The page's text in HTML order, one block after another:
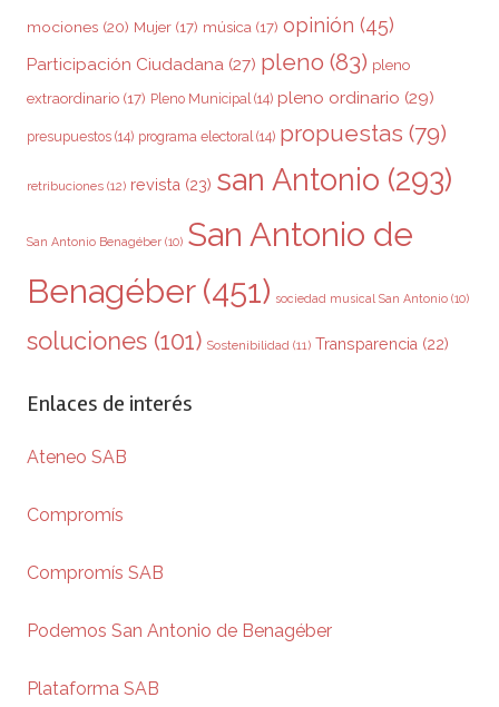
mociones (20) Mujer (17) música (17) opinión (45)
Participación Ciudadana (27) pleno (83) pleno
extraordinario (17) Pleno Municipal (14) pleno ordinario (29)
presupuestos (14) programa electoral (14) propuestas (79)
retribuciones (12) revista (23) san Antonio (293)
San Antonio Benagéber (10) San Antonio de
Benagéber(451) sociedad musical San Antonio (10)
soluciones (101) Sostenibilidad (11) Transparencia (22)
Enlaces de interés
Ateneo SAB
Compromís
Compromís SAB
Podemos San Antonio de Benagéber
Plataforma SAB